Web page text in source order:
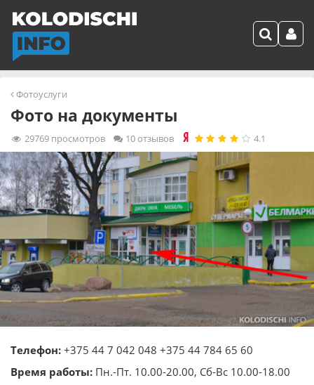
Фотоуслуги
Фото на документы
29769 просмотров 10 отзывов 4.1
Телефон: +375 44 7 042 048 +375 44 784 65 60
Время работы: Пн.-Пт. 10.00-20.00, Сб-Вс 10.00-18.00